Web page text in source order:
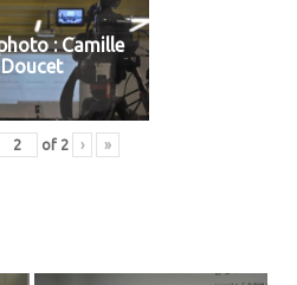
: Camille
Doucet
of 2 › »